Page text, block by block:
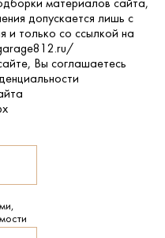
материалов сайта,
допускается лишь с
и только со ссылкой на
Вы соглашаетесь